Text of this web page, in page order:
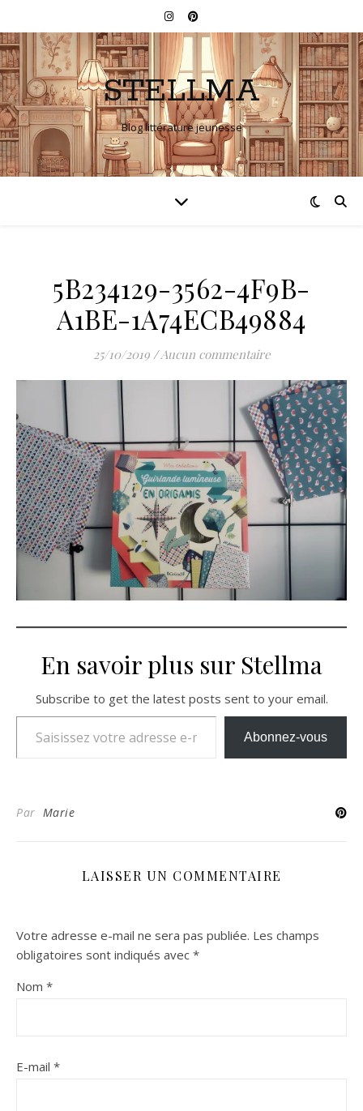
STELLMA
Blog littérature jeunesse
5B234129-3562-4F9B-
A1BE-1A74ECB49884
25/10/2019 /Aucun commentaire
En savoir plus sur Stellma
Subscribe to get the latest posts sent to your email.
Saisissez votre adresse e-mail…
Abonnez-vous
Par Marie
LAISSER UN COMMENTAIRE
Votre adresse e-mail ne sera pas publiée. Les champs
obligatoires sont indiqués avec *
Nom *
E-mail *